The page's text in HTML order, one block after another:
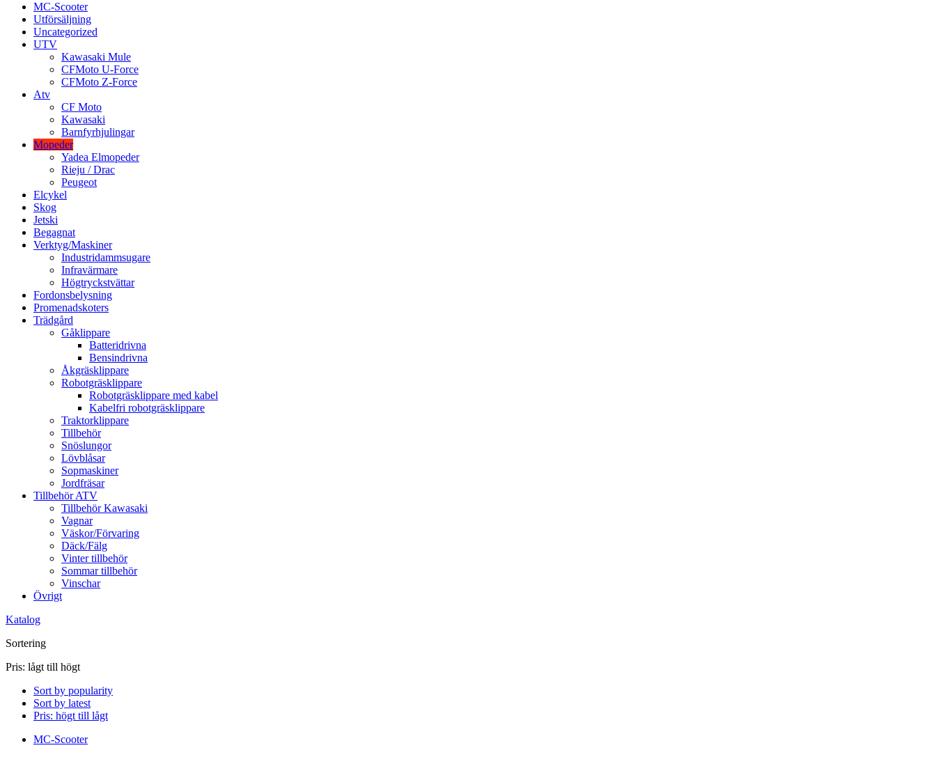
MC-Scooter
Utförsäljning
Uncategorized
UTV
Kawasaki Mule
CFMoto U-Force
CFMoto Z-Force
Atv
CF Moto
Kawasaki
Barnfyrhjulingar
Mopeder
Yadea Elmopeder
Rieju / Drac
Peugeot
Elcykel
Skog
Jetski
Begagnat
Verktyg/Maskiner
Industridammsugare
Infravärmare
Högtryckstvättar
Fordonsbelysning
Promenadskoters
Trädgård
Gåklippare
Batteridrivna
Bensindrivna
Åkgräsklippare
Robotgräsklippare
Robotgräsklippare med kabel
Kabelfri robotgräsklippare
Traktorklippare
Tillbehör
Snöslungor
Lövblåsar
Sopmaskiner
Jordfräsar
Tillbehör ATV
Tillbehör Kawasaki
Vagnar
Väskor/Förvaring
Däck/Fälg
Vinter tillbehör
Sommar tillbehör
Vinschar
Övrigt
Katalog
Sortering
Pris: lågt till högt
Sort by popularity
Sort by latest
Pris: högt till lågt
MC-Scooter